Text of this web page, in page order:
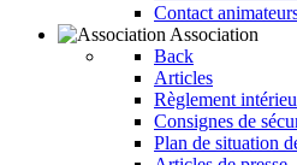
Contact
Association
Back
Articles
Règlement
Consignes de
Plan de situation